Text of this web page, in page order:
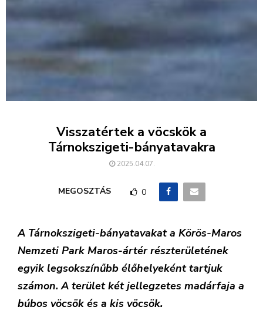
Visszatértek a vöcskök a
Tárnokszigeti-bányatavakra
2025.04.07.
MEGOSZTÁS 0
A Tárnokszigeti-bányatavakat a Körös-Maros
Nemzeti Park Maros-ártér részterületének
egyik legsokszínűbb élőhelyeként tartjuk
számon. A terület két jellegzetes madárfaja a
búbos vöcsök és a kis vöcsök.